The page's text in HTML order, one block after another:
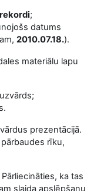
;
datums
2010.07.18.).
materiālu lapu
prezentācijā.
rīku,
ka tas
slaida apslēpšanu